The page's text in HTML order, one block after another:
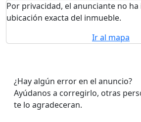
Por privacidad, el anunciante no ha
ubicación exacta del inmueble.
Ir al mapa
¿Hay algún error en el anuncio?
Ayúdanos a corregirlo, otras
te lo agradeceran.